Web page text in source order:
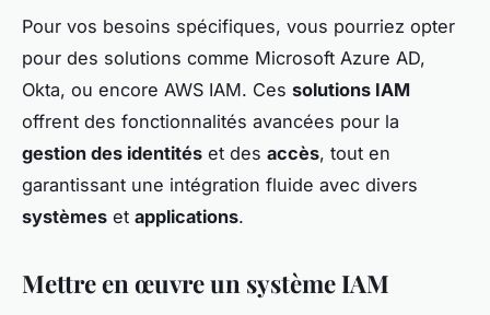
Pour vos besoins spécifiques, vous pourriez opter
pour des solutions comme Microsoft Azure AD,
Okta, ou encore AWS IAM. Ces solutions IAM
offrent des fonctionnalités avancées pour la
gestion des identités et des accès, tout en
garantissant une intégration fluide avec divers
systèmes et applications.
Mettre en œuvre un système IAM